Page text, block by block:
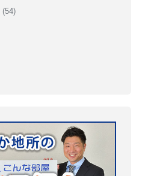
(54)